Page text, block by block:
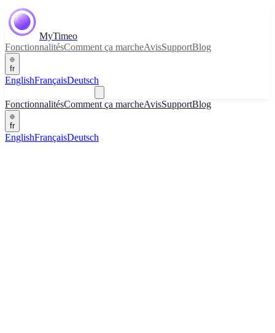
MyTimeo
FonctionnalitésComment ça marcheAvisSupportBlog
fr
EnglishFrançaisDeutsch
FonctionnalitésComment ça marcheAvisSupportBlog
fr
EnglishFrançaisDeutsch